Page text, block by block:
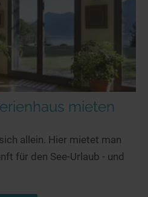
mieten
allein. Hier mietet man
für den See-Urlaub - und